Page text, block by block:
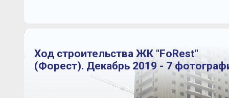
Ход строительства ЖК "FoRest"
(Форест). Декабрь 2019 - 7